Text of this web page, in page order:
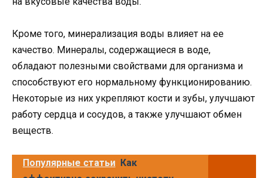
Кроме того, минерализация воды влияет на ее
качество. Минералы, содержащиеся в воде,
обладают полезными свойствами для организма и
способствуют его нормальному функционированию.
Некоторые из них укрепляют кости и зубы, улучшают
работу сердца и сосудов, а также улучшают обмен
веществ.
Популярные статьи Как